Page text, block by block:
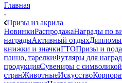
Главная
-
Призы из акрила
НовинкиРаспродажаНаграды по
наградыАктивный отдыхДипломы
книжки и значкиГТОПризы и
панно, тарелкиФутляры для наград
продукцияСувениры с
странЖивотныеИскусство